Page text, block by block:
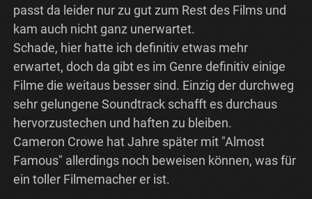
passt da leider nur zu gut zum Rest des Films und
kam auch nicht ganz unerwartet.
Schade, hier hatte ich definitiv etwas mehr
erwartet, doch da gibt es im Genre definitiv einige
Filme die weitaus besser sind. Einzig der durchweg
sehr gelungene Soundtrack schafft es durchaus
hervorzustechen und haften zu bleiben.
Cameron Crowe hat Jahre später mit "Almost
Famous" allerdings noch beweisen können, was für
ein toller Filmemacher er ist.